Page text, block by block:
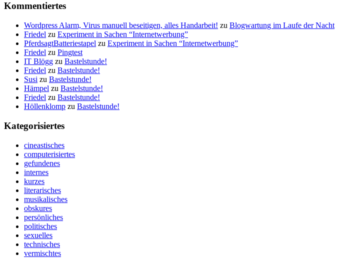
Kommentiertes
Wordpress Alarm, Virus manuell beseitigen, alles Handarbeit! zu Blogwartung im Laufe der Nacht
Friedel zu Experiment in Sachen “Internetwerbung”
PferdsagtBatteriestapel zu Experiment in Sachen “Internetwerbung”
Friedel zu Pingtest
IT Blögg zu Bastelstunde!
Friedel zu Bastelstunde!
Susi zu Bastelstunde!
Hämpel zu Bastelstunde!
Friedel zu Bastelstunde!
Höllenklomp zu Bastelstunde!
Kategorisiertes
cineastisches
computerisiertes
gefundenes
internes
kurzes
literarisches
musikalisches
obskures
persönliches
politisches
sexuelles
technisches
vermischtes